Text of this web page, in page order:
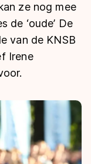
ze nog mee
de ‘oude’ De
van de KNSB
Irene